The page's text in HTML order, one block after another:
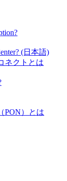
(日本語)
ネクトとは
PON）とは